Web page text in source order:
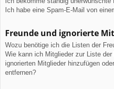
Ich habe eine Spam-E-Mail von
Freunde und ignorierte
Wozu benötige ich die Listen der
Wie kann ich Mitglieder zur Liste
ignorierten Mitglieder hinzufügen
entfernen?